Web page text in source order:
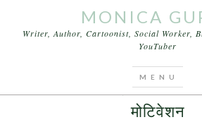
MONICA
Writer, Author, Cartoonist, Social Worker,
YouTuber
मोटिवेशन